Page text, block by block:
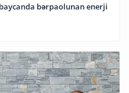
bərpaolunan enerji